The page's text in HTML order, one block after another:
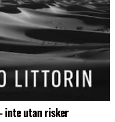
inte utan risker